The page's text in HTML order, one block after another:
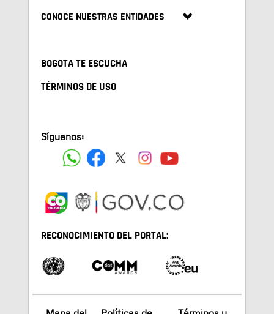
CONOCE NUESTRAS ENTIDADES
BOGOTA TE ESCUCHA
TÉRMINOS DE USO
Síguenos:
RECONOCIMIENTO DEL PORTAL: